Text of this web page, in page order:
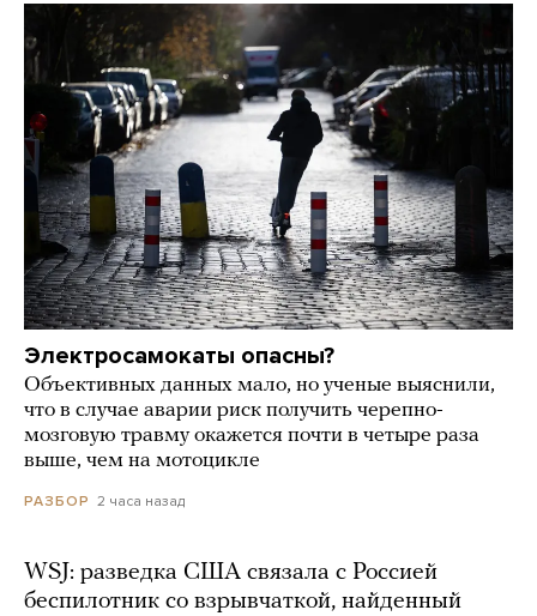
Электросамокаты опасны?
Объективных данных мало, но ученые выяснили,
что в случае аварии риск получить черепно-
мозговую травму окажется почти в четыре раза
выше, чем на мотоцикле
РАЗБОР 2 часа назад
WSJ: разведка США связала с Россией
беспилотник со взрывчаткой, найденный